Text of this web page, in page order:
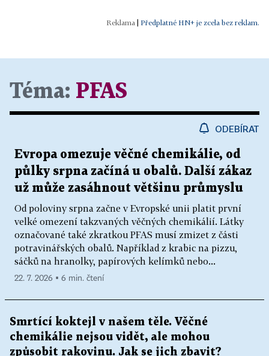
| Předplatné HN+ je zcela bez reklam.
Téma: PFAS
ODEBÍRAT
Evropa omezuje věčné chemikálie, od
půlky srpna začíná u obalů. Další zákaz
už může zasáhnout většinu průmyslu
Od poloviny srpna začne v Evropské unii platit první
velké omezení takzvaných věčných chemikálií. Látky
označované také zkratkou PFAS musí zmizet z části
potravinářských obalů. Například z krabic na pizzu,
sáčků na hranolky, papírových kelímků nebo...
22. 7. 2026 ▪ 6 min. čtení
Smrtící koktejl v našem těle. Věčné
chemikálie nejsou vidět, ale mohou
způsobit rakovinu. Jak se jich zbavit?